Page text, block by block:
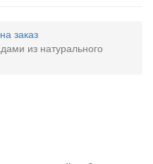
заказ
из натурального